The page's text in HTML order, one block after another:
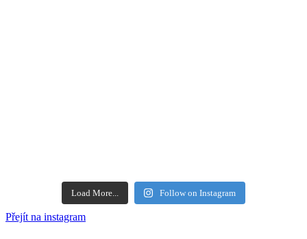
Load More... Follow on Instagram
Přejít na instagram